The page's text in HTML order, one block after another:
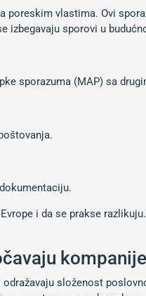
poreskim vlastima. Ovi
izbegavaju sporovi u
sporazuma (MAP) sa
i da se prakse
složenost